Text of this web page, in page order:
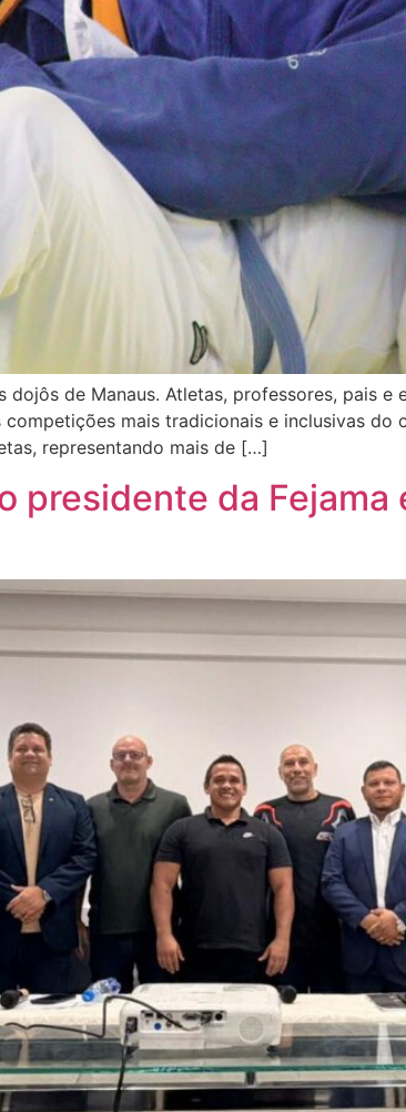
de Manaus. Atletas, professores, pais
mais tradicionais e inclusivas
representando mais de […]
presidente da